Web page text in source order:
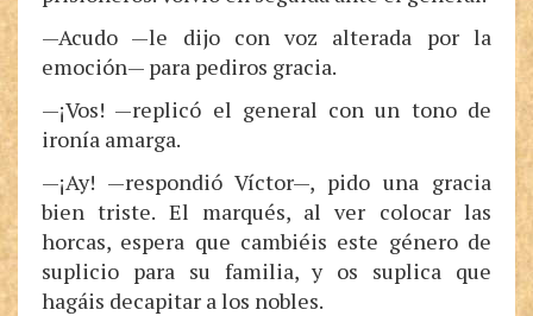
—Acudo —le dijo con voz alterada por la
emoción— para pediros gracia.
—¡Vos! —replicó el general con un tono de
ironía amarga.
—¡Ay! —respondió Víctor—, pido una gracia
bien triste. El marqués, al ver colocar las
horcas, espera que cambiéis este género de
suplicio para su familia, y os suplica que
hagáis decapitar a los nobles.